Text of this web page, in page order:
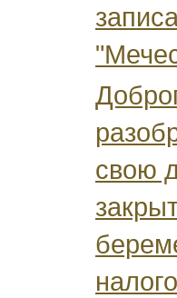
свою